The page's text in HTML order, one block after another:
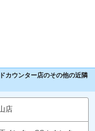
カウンター店のその他の近隣
店